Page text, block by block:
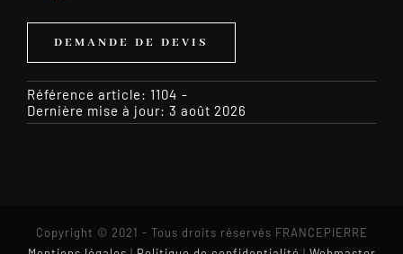
DEMANDE DE DEVIS
Référence article: 1104 -
Dernière mise à jour: 3 août 2026
Copyright © 2021 - Tous droits réservés FRANCEPIERRE